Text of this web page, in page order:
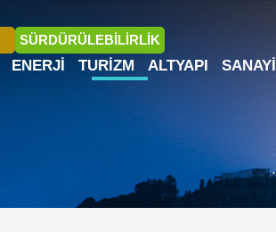
SÜRDÜRÜLEBİLİRLİK
ENERJI TURIZM ALTYAPI SANAYI